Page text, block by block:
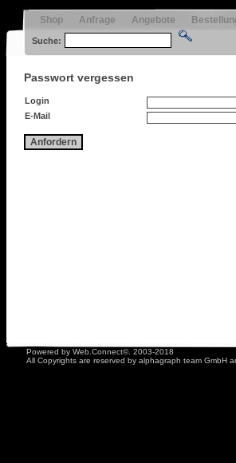
Shop Anfrage Angebote
Suche:
Passwort vergessen
Login
E-Mail
Anfordern
Powered by Web.Connect©. 2003-2018
All Copyrights are reserved by alphagraph team GmbH